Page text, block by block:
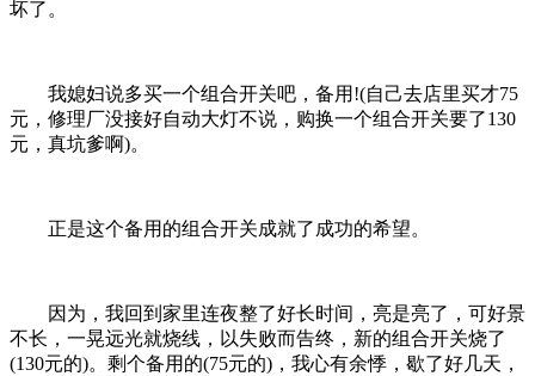
坏了。
我媳妇说多买一个组合开关吧，备用!(自己去店里买才75
元，修理厂没接好自动大灯不说，购换一个组合开关要了130
元，真坑爹啊)。
正是这个备用的组合开关成就了成功的希望。
因为，我回到家里连夜整了好长时间，亮是亮了，可好景
不长，一晃远光就烧线，以失败而告终，新的组合开关烧了
(130元的)。剩个备用的(75元的)，我心有余悸，歇了好几天，